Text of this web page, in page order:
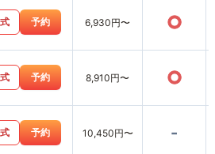
予約 6,930円〜 ○
予約 8,910円〜 ○
予約 10,450円〜 -